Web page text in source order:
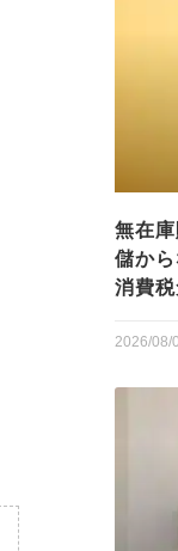
無在
儲か
消費
2026/08/